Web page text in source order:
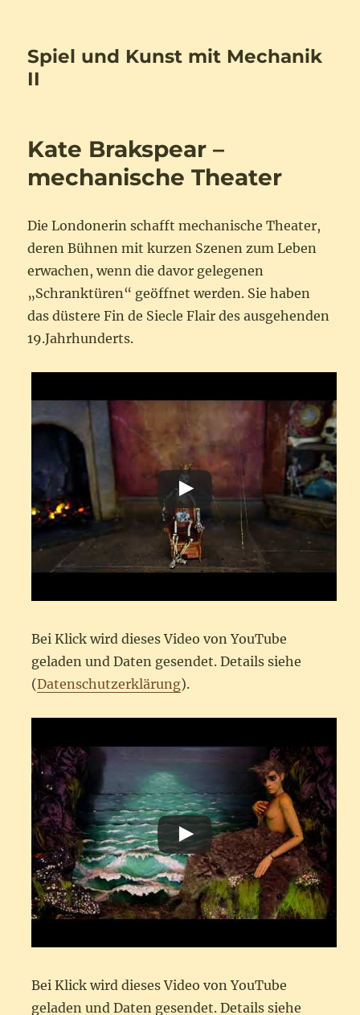
Spiel und Kunst mit Mechanik
II
Kate Brakspear –
mechanische Theater
Die Londonerin schafft mechanische Theater,
deren Bühnen mit kurzen Szenen zum Leben
erwachen, wenn die davor gelegenen
„Schranktüren“ geöffnet werden. Sie haben
das düstere Fin de Siecle Flair des ausgehenden
19.Jahrhunderts.
Bei Klick wird dieses Video von YouTube
geladen und Daten gesendet. Details siehe
(Datenschutzerklärung).
Bei Klick wird dieses Video von YouTube
geladen und Daten gesendet. Details siehe